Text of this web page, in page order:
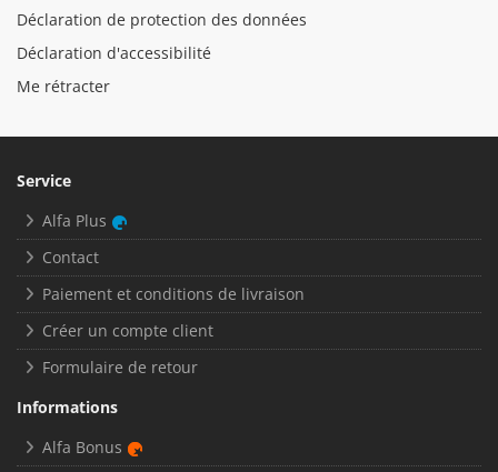
Déclaration de protection des données
Déclaration d'accessibilité
Me rétracter
Service
Alfa Plus
Contact
Paiement et conditions de livraison
Créer un compte client
Formulaire de retour
Informations
Alfa Bonus